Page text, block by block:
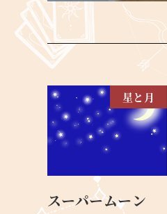
星と月
スーパームーン